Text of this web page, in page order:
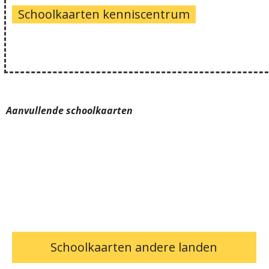
Schoolkaarten kenniscentrum
Aanvullende schoolkaarten
Schoolkaarten andere landen